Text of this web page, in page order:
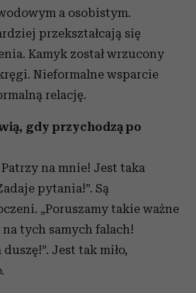
a osobistym.
przekształcają się
Kamyk został wrzucony
Nieformalne wsparcie
relację.
gdy przychodzą po
Patrzy na mnie! Jest taka
pytania!”. Są
„Poruszamy takie ważne
tych samych falach!
Jest tak miło,